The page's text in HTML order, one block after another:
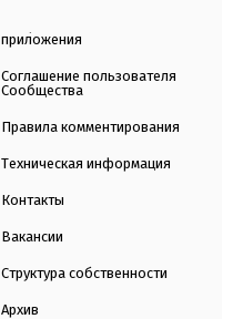
приложения
Соглашение пользователя
Сообщества
Правила комментирования
Техническая информация
Контакты
Вакансии
Структура собственности
Архив